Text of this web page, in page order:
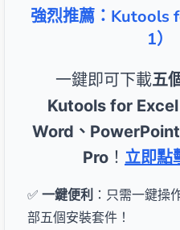
強烈推薦：Kutools
1）
一鍵即可下載五
Kutools for
Word、PowerPoint
Pro ！ 立即點
✅ 一鍵便利 ：只需一鍵操
部五個安裝套件！